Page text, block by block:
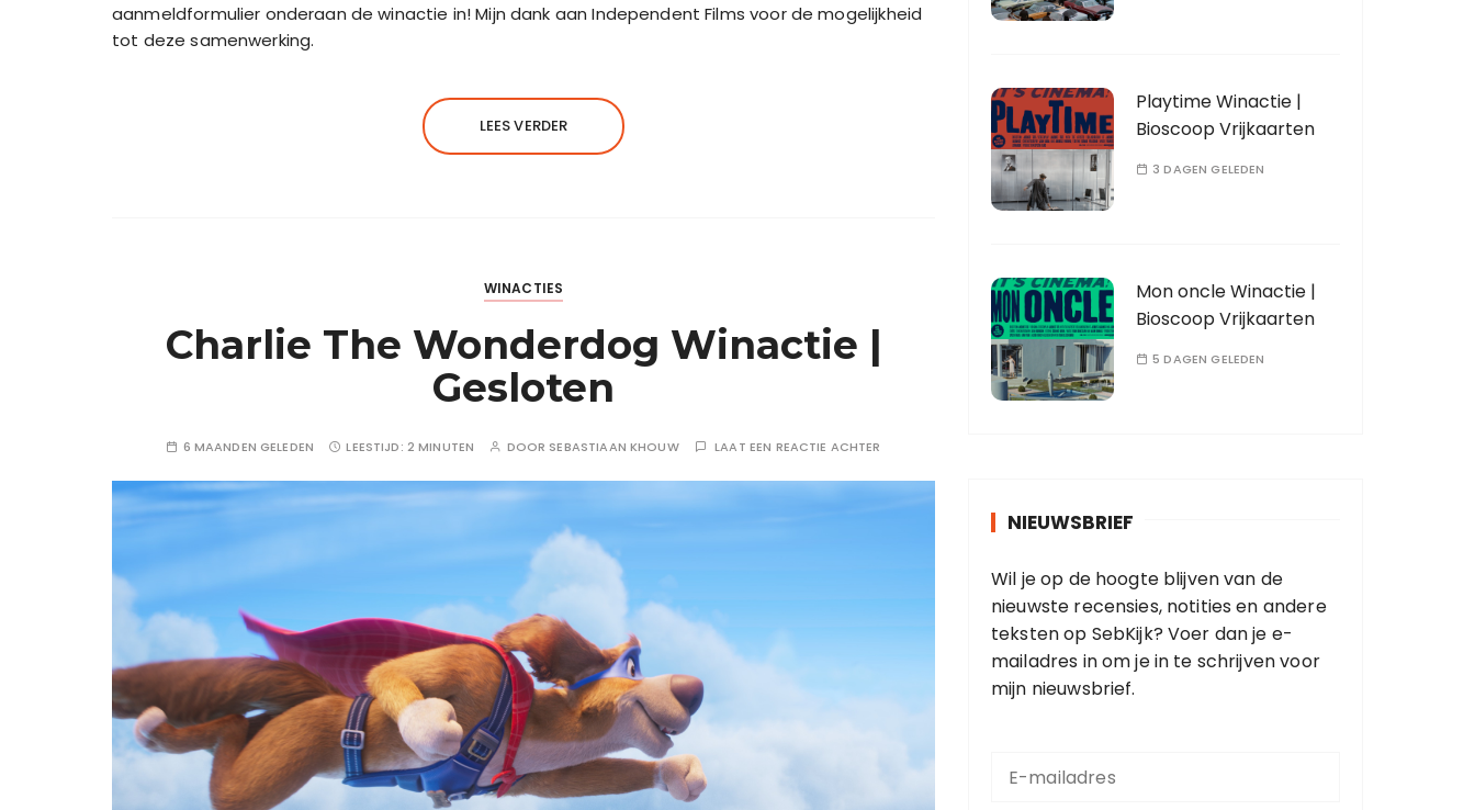
aanmeldformulier onderaan de winactie in! Mijn dank aan Independent Films voor de mogelijkheid
tot deze samenwerking.
LEES VERDER
WINACTIES
Charlie The Wonderdog Winactie |
Gesloten
6 MAANDEN GELEDEN LEESTIJD: 2 MINUTEN DOOR SEBASTIAAN KHOUW LAAT EEN REACTIE ACHTER
Playtime Winactie |
Bioscoop Vrijkaarten
3 DAGEN GELEDEN
Mon oncle Winactie |
Bioscoop Vrijkaarten
5 DAGEN GELEDEN
NIEUWSBRIEF
Wil je op de hoogte blijven van de
nieuwste recensies, notities en andere
teksten op SebKijk? Voer dan je e-
mailadres in om je in te schrijven voor
mijn nieuwsbrief.